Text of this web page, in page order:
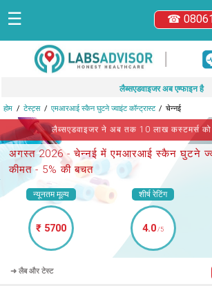
☎
☰
|
लैब्सएडवाइजर अब एम्फाइन है
होम टेस्ट्स एमआरआई स्कैन घुटने ज्वाइंट कॉन्ट्रास्ट चेन्नई
लैब्सएडवाइजर ने अब तक 10 लाख कस्टमर्स को
अगस्त 2026 -चेन्नई में एमआरआई स्कैन घुटने
कीमत - 5% की बचत
न्यूनतम मूल्य
₹ 5700
शीर्ष रेटिंग
4.0/5
➜ लैब और टेस्ट